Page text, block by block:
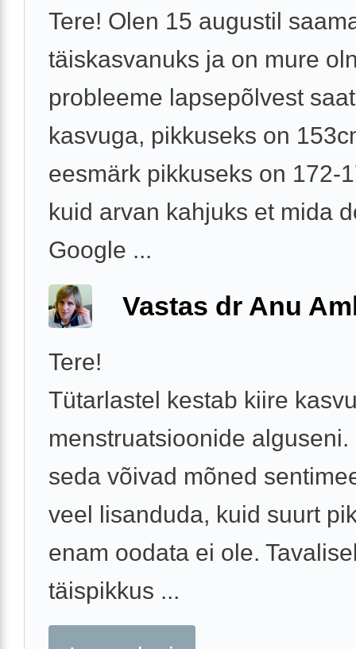
Tere! Olen 15 augustil
täiskasvanuks ja on mure
probleeme lapsepõlvest
kasvuga, pikkuseks on
eesmärk pikkuseks on 172-
kuid arvan kahjuks et mida
Google ...
Vastas dr Anu
Tere!
Tütarlastel kestab kiire
menstruatsioonide alguseni.
seda võivad mõned
veel lisanduda, kuid suurt
enam oodata ei ole.
täispikkus ...